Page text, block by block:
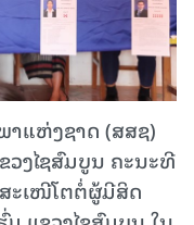
ແຫ່ງຊາດ (ສສຊ)
ວງໄຊສົມບູນ ຄະນະທີ
ະເໜີໂຕຕໍ່ຜູ້ມີສິດ